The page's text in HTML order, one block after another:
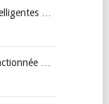
…
…